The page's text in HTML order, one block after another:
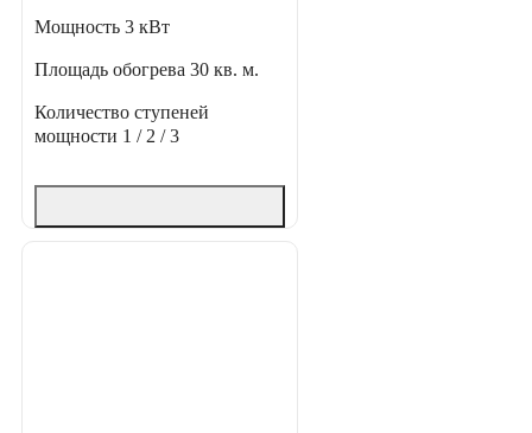
Мощность 3 кВт
Площадь обогрева 30 кв. м.
Количество ступеней
мощности 1 / 2 / 3